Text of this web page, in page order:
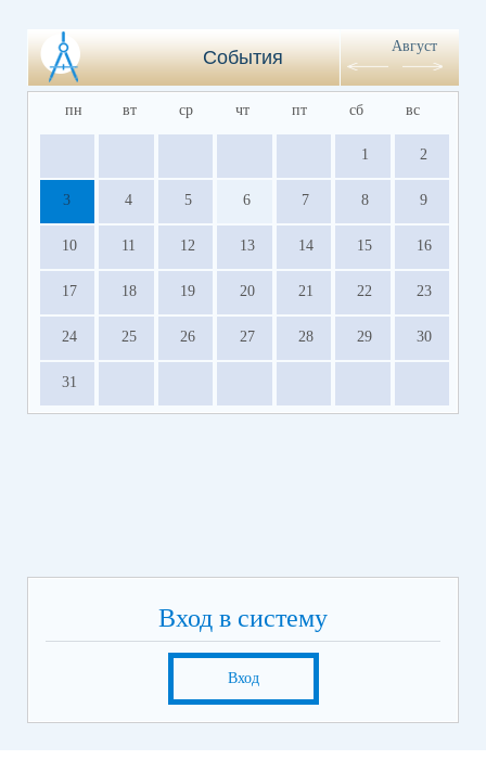
События
Август
пн вт ср чт пт сб вс
1 2
3 4 5 6 7 8 9
10 11 12 13 14 15 16
17 18 19 20 21 22 23
24 25 26 27 28 29 30
31
Вход в систему
Вход